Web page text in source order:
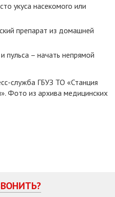
укуса насекомого или
препарат из домашней
пульса – начать непрямой
служба ГБУЗ ТО «Станция
Фото из архива медицинских